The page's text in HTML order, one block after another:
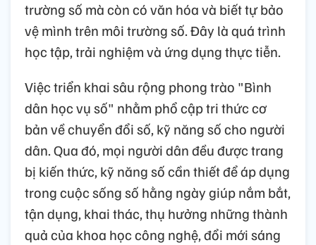
trường số mà còn có văn hóa và biết tự bảo
vệ mình trên môi trường số. Đây là quá trình
học tập, trải nghiệm và ứng dụng thực tiễn.
Việc triển khai sâu rộng phong trào "Bình
dân học vụ số" nhằm phổ cập tri thức cơ
bản về chuyển đổi số, kỹ năng số cho người
dân. Qua đó, mọi người dân đều được trang
bị kiến thức, kỹ năng số cần thiết để áp dụng
trong cuộc sống số hằng ngày giúp nắm bắt,
tận dụng, khai thác, thụ hưởng những thành
quả của khoa học công nghệ, đổi mới sáng